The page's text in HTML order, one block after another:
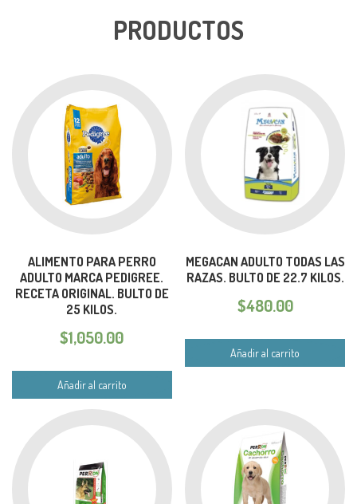
PRODUCTOS
ALIMENTO PARA PERRO
ADULTO MARCA PEDIGREE.
RECETA ORIGINAL. BULTO DE
25 KILOS.
$1,050.00
Añadir al carrito
MEGACAN ADULTO TODAS LAS
RAZAS. BULTO DE 22.7 KILOS.
$480.00
Añadir al carrito